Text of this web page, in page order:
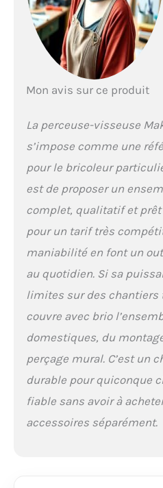
Mon avis sur ce produit
La perceuse-visseuse
s’impose comme une
pour le bricoleur
est de proposer un
complet, qualitatif et prêt
pour un tarif très
maniabilité en font un
au quotidien. Si sa
limites sur des chantiers
couvre avec brio
domestiques, du
perçage mural. C’est un
durable pour quiconque
fiable sans avoir à
accessoires séparément.